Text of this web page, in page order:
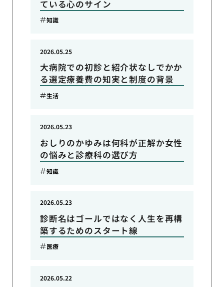
ている心のサイン
知識
大病院での初診と紹介状なしでかか
る選定療養費の知実と制度の背景
2026.05.25
生活
おしりのかゆみは何科が正解か女性
の悩みと診療科の選び方
2026.05.23
知識
診断名はゴールではなく人生を再構
築するためのスタート線
2026.05.23
医療
2026.05.22